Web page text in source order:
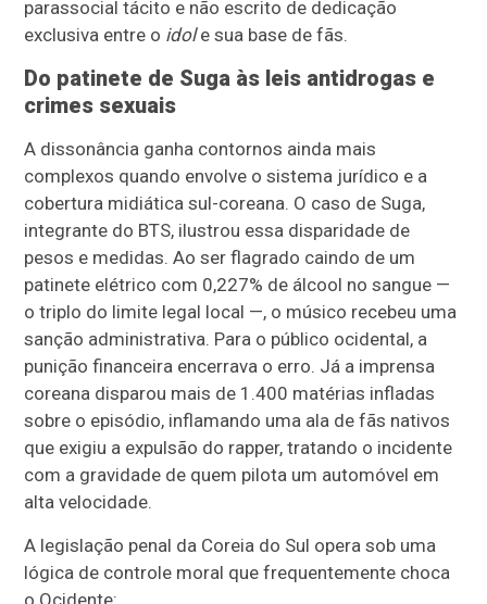
parassocial tácito e não escrito de dedicação
exclusiva entre o idole sua base de fãs.
Do patinete de Suga às leis antidrogas e
crimes sexuais
A dissonância ganha contornos ainda mais
complexos quando envolve o sistema jurídico e a
cobertura midiática sul-coreana. O caso de Suga,
integrante do BTS, ilustrou essa disparidade de
pesos e medidas. Ao ser flagrado caindo de um
patinete elétrico com 0,227% de álcool no sangue —
o triplo do limite legal local —, o músico recebeu uma
sanção administrativa. Para o público ocidental, a
punição financeira encerrava o erro. Já a imprensa
coreana disparou mais de 1.400 matérias infladas
sobre o episódio, inflamando uma ala de fãs nativos
que exigiu a expulsão do rapper, tratando o incidente
com a gravidade de quem pilota um automóvel em
alta velocidade.
A legislação penal da Coreia do Sul opera sob uma
lógica de controle moral que frequentemente choca
o Ocidente: